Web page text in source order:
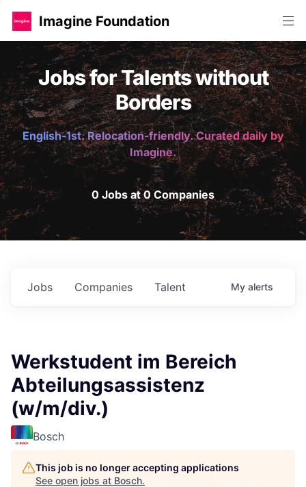
Imagine Foundation
Jobs for Talents without
Borders
English-1st. Relocation-friendly. Curated daily by
Imagine.
0 Jobs at 0 Companies
Jobs Companies Talent My alerts
Werkstudent im Bereich
Abteilungsassistenz
(w/m/div.)
Bosch
This job is no longer accepting applications
See open jobs at Bosch.